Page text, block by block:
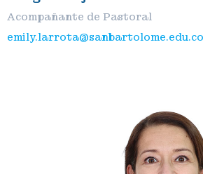
Acompañante de Pastoral
emily.larrota@sanbartolome.edu.co